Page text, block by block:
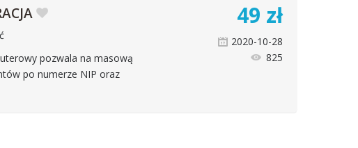
pozwala na masową
po numerze NIP oraz
49 zł
2020-10-28
825